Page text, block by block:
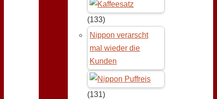
(133)
Nippon verarscht
mal wieder die
Kunden
(131)